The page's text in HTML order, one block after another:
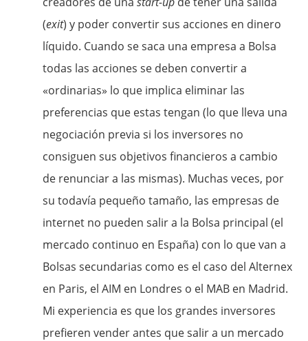
(exit) y poder convertir sus acciones en dinero
líquido. Cuando se saca una empresa a Bolsa
todas las acciones se deben convertir a
«ordinarias» lo que implica eliminar las
preferencias que estas tengan (lo que lleva una
negociación previa si los inversores no
consiguen sus objetivos financieros a cambio
de renunciar a las mismas). Muchas veces, por
su todavía pequeño tamaño, las empresas de
internet no pueden salir a la Bolsa principal (el
mercado continuo en España) con lo que van a
Bolsas secundarias como es el caso del Alternex
en Paris, el AIM en Londres o el MAB en Madrid.
Mi experiencia es que los grandes inversores
prefieren vender antes que salir a un mercado